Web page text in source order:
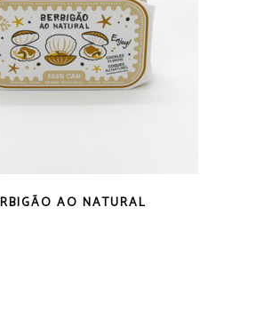
AO NATURAL